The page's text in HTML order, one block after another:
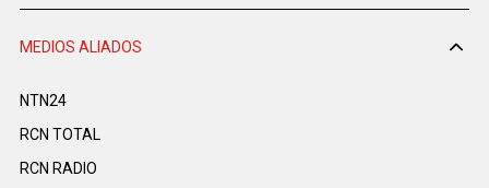
MEDIOS ALIADOS
NTN24
RCN TOTAL
RCN RADIO